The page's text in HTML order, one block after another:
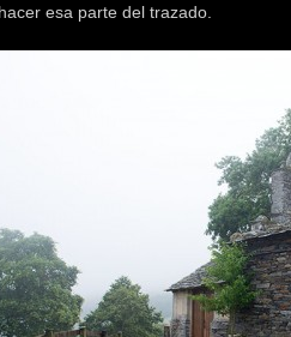
esa parte del trazado.